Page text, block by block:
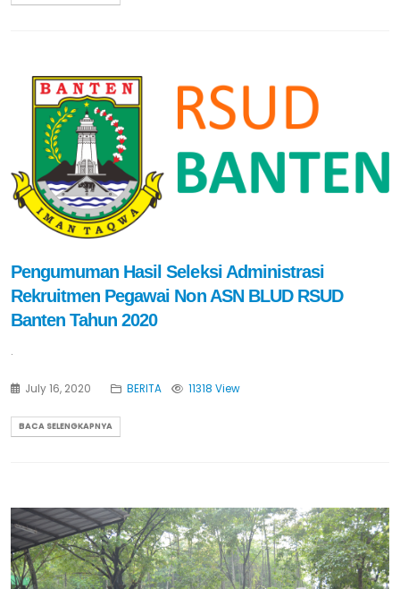
Pengumuman Hasil Seleksi Administrasi
Rekruitmen Pegawai Non ASN BLUD RSUD
Banten Tahun 2020
.
July 16, 2020 BERITA 11318 View
BACA SELENGKAPNYA